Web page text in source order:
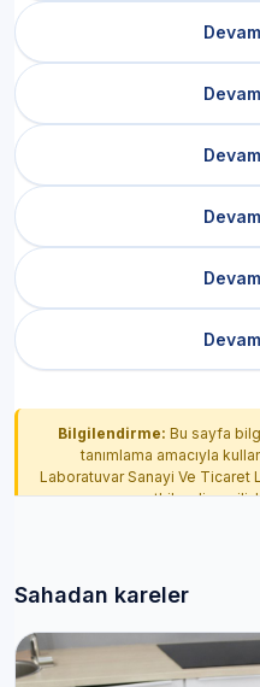
Bilgilendirme: Bu sayfa
tanımlama amacıyla
Laboratuvar Sanayi Ve Ticaret
yetkilendirme
Sahadan kareler